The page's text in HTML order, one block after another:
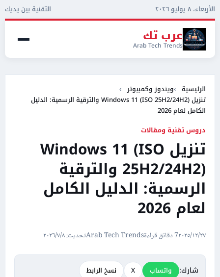
الأربعاء، ٨ يوليو ٢٠٢٦ التقنية بين يديك
عرب تك
Arab Tech Trends
الرئيسية
ويندوز وكمبيوتر
تنزيل Windows 11 (ISO 25H2/24H2) والترقية الرسمية: الدليل
الكامل لعام 2026
دروس تقنية ومقالات
تنزيل Windows 11 (ISO
25H2/24H2) والترقية
الرسمية: الدليل الكامل
لعام 2026
٢٧‏/١٢‏/٢٠٢٥ 7 دقائق قراءة Arab Tech Trendsتحديث: ٨‏/٧‏/٢٠٢٦
شارك: واتساب X نسخ الرابط